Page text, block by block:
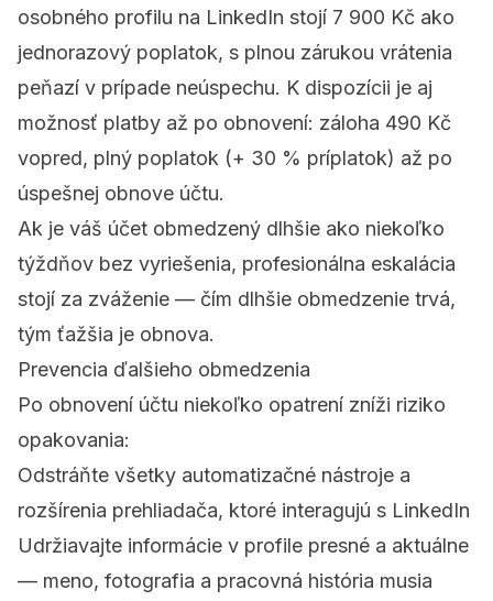
osobného profilu na LinkedIn stojí 7 900 Kč ako
jednorazový poplatok, s plnou zárukou vrátenia
peňazí v prípade neúspechu. K dispozícii je aj
možnosť platby až po obnovení: záloha 490 Kč
vopred, plný poplatok (+ 30 % príplatok) až po
úspešnej obnove účtu.
Ak je váš účet obmedzený dlhšie ako niekoľko
týždňov bez vyriešenia, profesionálna eskalácia
stojí za zváženie — čím dlhšie obmedzenie trvá,
tým ťažšia je obnova.
Prevencia ďalšieho obmedzenia
Po obnovení účtu niekoľko opatrení zníži riziko
opakovania:
Odstráňte všetky automatizačné nástroje a
rozšírenia prehliadača, ktoré interagujú s LinkedIn
Udržiavajte informácie v profile presné a aktuálne
— meno, fotografia a pracovná história musia